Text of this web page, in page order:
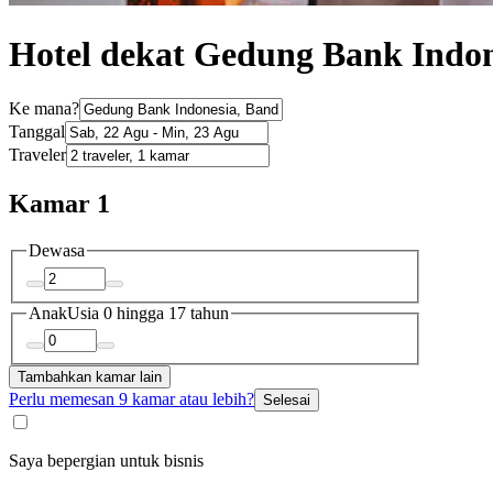
Hotel dekat Gedung Bank
Ke mana?
Tanggal
Traveler
Kamar 1
Dewasa
AnakUsia 0 hingga 17 tahun
Tambahkan kamar lain
Perlu memesan 9 kamar atau lebih? Selesai
Saya bepergian untuk bisnis